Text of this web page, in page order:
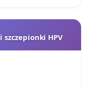
HPV